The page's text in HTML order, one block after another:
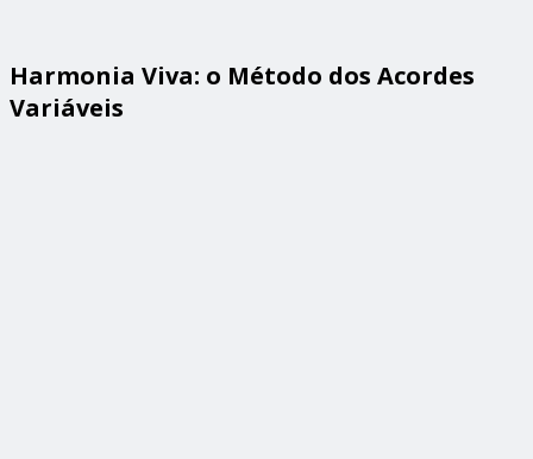
Harmonia Viva: o Método dos Acordes
Variáveis